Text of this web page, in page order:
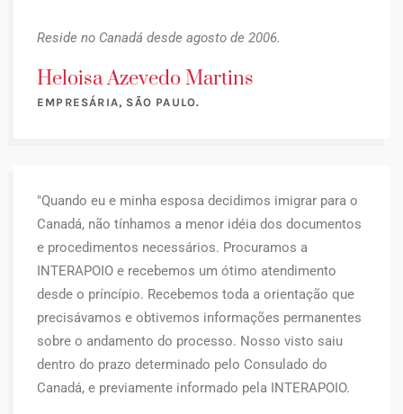
Reside no Canadá desde agosto de 2006.
Heloisa Azevedo Martins
EMPRESÁRIA, SÃO PAULO.
"Quando eu e minha esposa decidimos imigrar para o
Canadá, não tínhamos a menor idéia dos documentos
e procedimentos necessários. Procuramos a
INTERAPOIO e recebemos um ótimo atendimento
desde o príncípio. Recebemos toda a orientação que
precisávamos e obtivemos informações permanentes
sobre o andamento do processo. Nosso visto saiu
dentro do prazo determinado pelo Consulado do
Canadá, e previamente informado pela INTERAPOIO.